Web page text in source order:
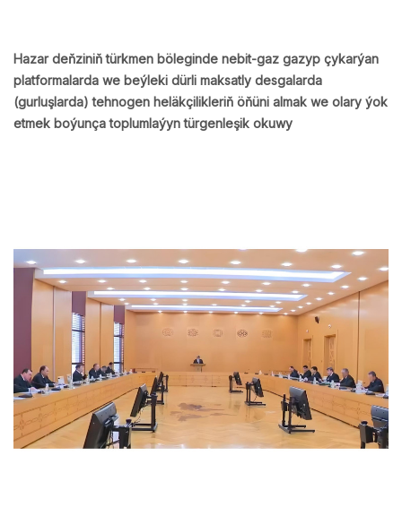
Hazar deňziniň türkmen böleginde nebit-gaz gazyp çykarýan
platformalarda we beýleki dürli maksatly desgalarda
(gurluşlarda) tehnogen heläkçilikleriň öňüni almak we olary ýok
etmek boýunça toplumlaýyn türgenleşik okuwy